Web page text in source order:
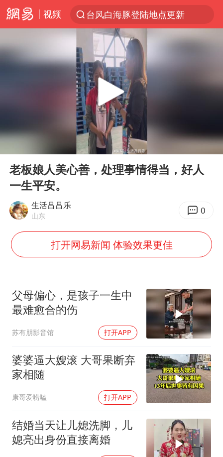
视频
台风白海豚登陆地点更新
台风白海豚进入48小时警戒线
中方回应是否在太平洋海底开采稀土
看守所辅警收受10万获刑1年
U17国足1分钟轰2球
五粮液渠道价一箱上涨近百元
宇树科技发行价格150.80元/股
吉林一“温度计大楼”读数爆表
女子利用漏洞0元薅走3000多件家电
24小时不关空调 电费会更低吗
东方甄选被判赔偿江小白30万元
奋进开新局 实干挑大梁
Play
03:42
老板娘人美心善，处理事情得当，好人
一生平安。
生活吕吕乐
山东 0
打开网易新闻 体验效果更佳
父母偏心，是孩子一生中
最难愈合的伤
苏有朋影音馆 打开APP
婆婆逼大嫂滚 大哥果断弃
家相随
康哥爱唠嗑 打开APP
结婚当天让儿媳洗脚，儿
媳亮出身份直接离婚